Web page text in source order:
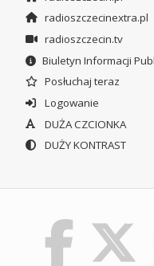
radioszczecinextra.pl
radioszczecin.tv
Biuletyn Informacji
Posłuchaj teraz
Logowanie
DUŻA CZCIONKA
DUŻY KONTRAST